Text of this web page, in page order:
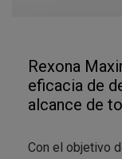
antes de
piel está más
¿El estrés te
Rexona
eficacia de
alcance de
Con el objetivo